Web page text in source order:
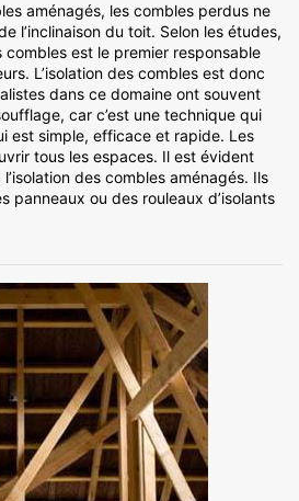
aménagés, les combles perdus ne
l’inclinaison du toit. Selon les études,
combles est le premier responsable
L’isolation des combles est donc
dans ce domaine ont souvent
car c’est une technique qui
est simple, efficace et rapide. Les
tous les espaces. Il est évident
des combles aménagés. Ils
panneaux ou des rouleaux d’isolants